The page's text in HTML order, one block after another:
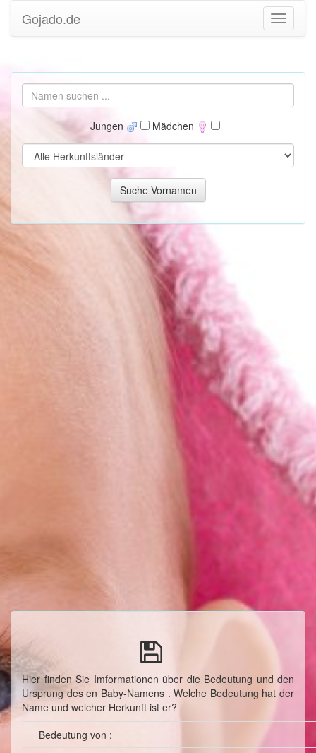
Gojado.de
Jungen Mädchen
Hier finden Sie Imformationen über die Bedeutung und den
Ursprung des en Baby-Namens . Welche Bedeutung hat der
Name und welcher Herkunft ist er?
Bedeutung von :